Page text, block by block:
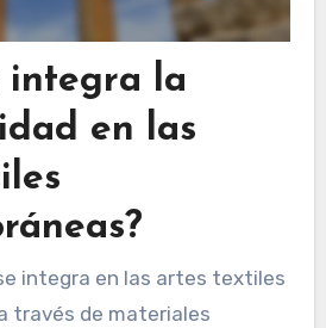
integra la
en las
integra en las artes textiles
través de materiales